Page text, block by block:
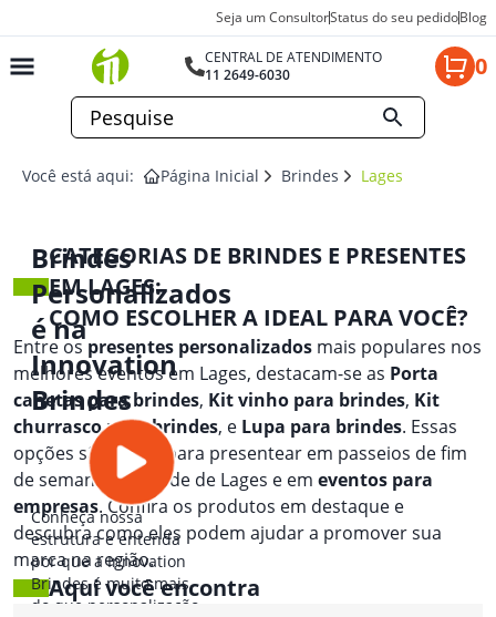
Seja um ConsultorStatus do seu pedidoBlog
CENTRAL DE ATENDIMENTO
11 2649-6030
0
Você está aqui: Página Inicial Brindes Lages
Brindes
Personalizados
é na
Innovation
Brindes
Conheça nossa
estrutura e entenda
por que a Innovation
Brindes é muito mais
do que personalização.
CATEGORIAS DE BRINDES E PRESENTES
EM LAGES:
COMO ESCOLHER A IDEAL PARA VOCÊ?
Entre ospresentes personalizados mais populares nos
melhores eventos em Lages, destacam-se as Porta
canetas para brindes, Kit vinho para brindes, Kit
churrasco para brindes, e Lupa para brindes. Essas
opções são ideais para presentear em passeios de fim
de semana na cidade de Lages e em eventos para
empresas. Confira os produtos em destaque e
descubra como eles podem ajudar a promover sua
marca na região.
Aqui você encontra